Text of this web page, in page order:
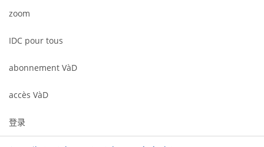
zoom
IDC pour tous
abonnement VàD
accès VàD
登录